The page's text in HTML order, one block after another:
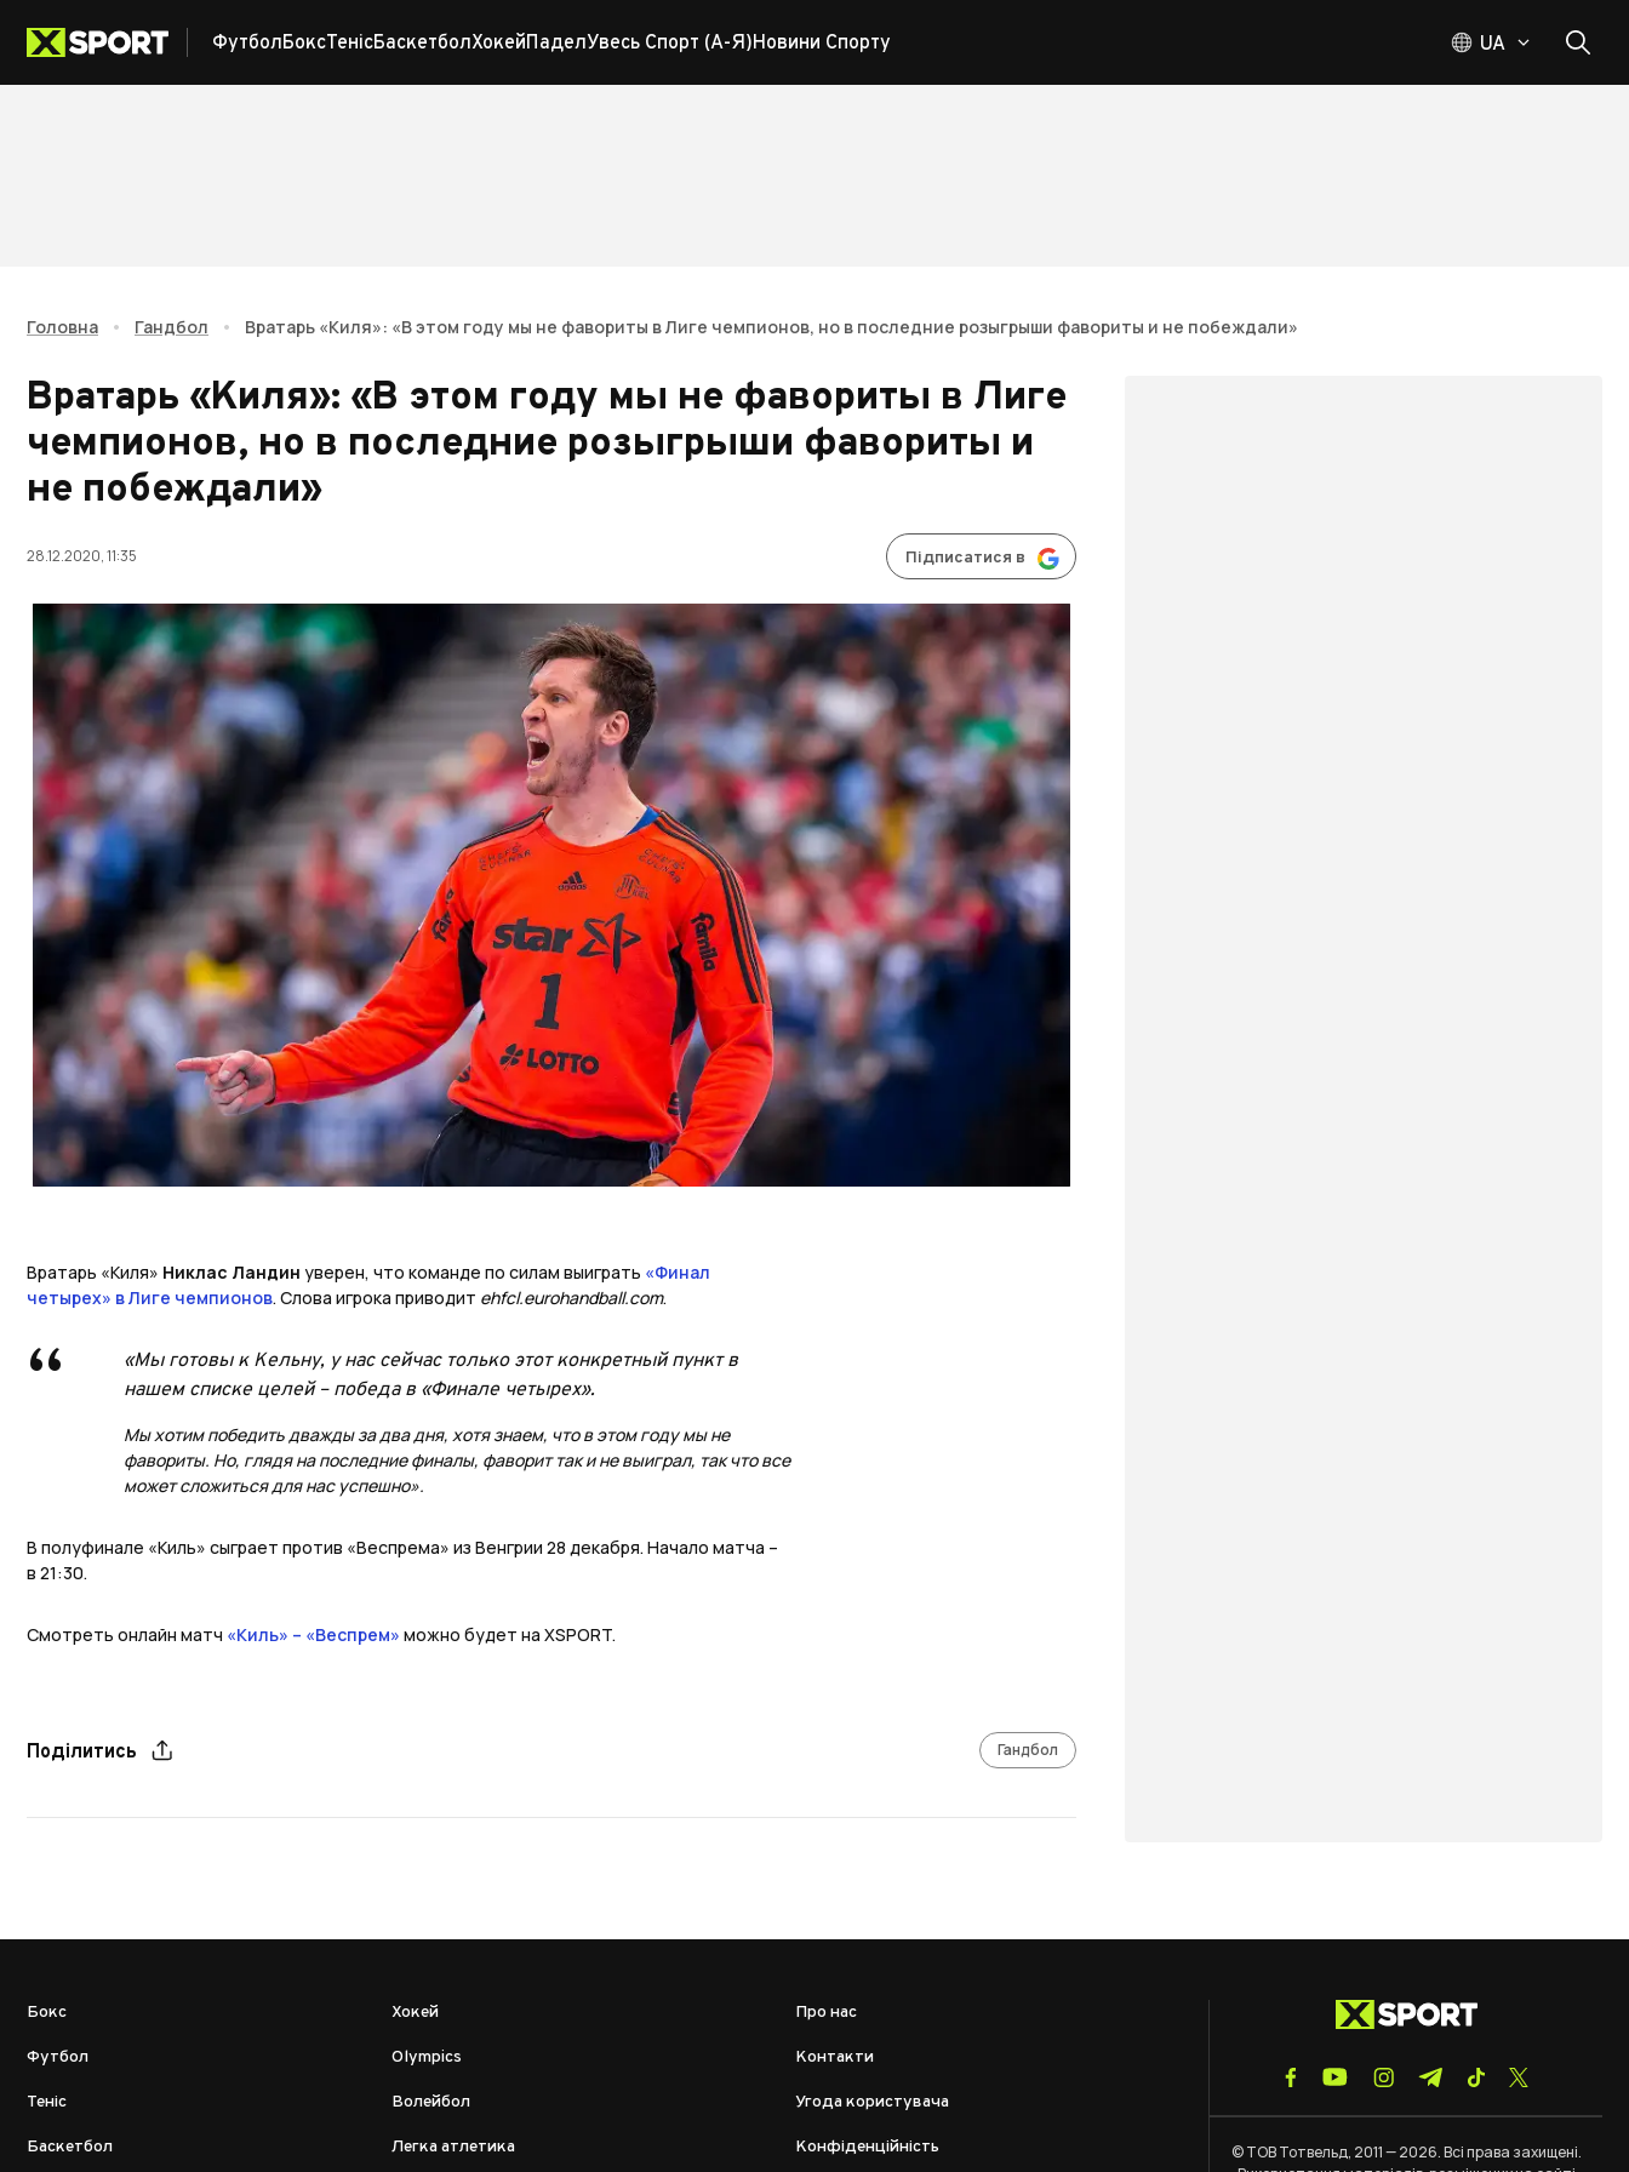
ФутболБоксТенісБаскетболХокейПаделУвесь Спорт (А-Я)Новини Спорту UA
Головна • Гандбол • Вратарь «Киля»: «В этом году мы не фавориты в Лиге чемпионов, но в последние розыгрыши фавориты и не побеждали»
Вратарь «Киля»: «В этом году мы не фавориты в Лиге
чемпионов, но в последние розыгрыши фавориты и
не побеждали»
28.12.2020, 11:35 Підписатися в
Вратарь «Киля» Никлас Ландин уверен, что команде по силам выиграть «Финал
четырех» в Лиге чемпионов. Слова игрока приводит ehfcl.eurohandball.com.
«Мы готовы к Кельну, у нас сейчас только этот конкретный пункт в
нашем списке целей – победа в «Финале четырех».
Мы хотим победить дважды за два дня, хотя знаем, что в этом году мы не
фавориты. Но, глядя на последние финалы, фаворит так и не выиграл, так что все
может сложиться для нас успешно».
В полуфинале «Киль» сыграет против «Веспрема» из Венгрии 28 декабря. Начало матча –
в 21:30.
Смотреть онлайн матч «Киль» – «Веспрем» можно будет на XSPORT.
Поділитись Гандбол
Бокс
Футбол
Теніс
Баскетбол
Хокей
Olympics
Волейбол
Легка атлетика
Про нас
Контакти
Угода користувача
Конфіденційність
© ТОВ Тотвельд, 2011 — 2026. Всі права захищені.